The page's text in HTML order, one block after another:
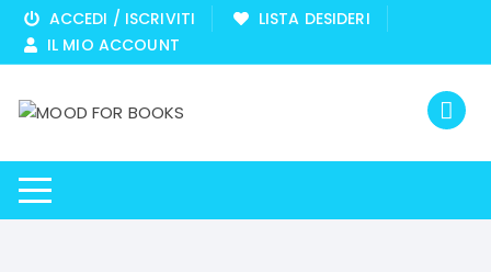
Vai
contenuto
ACCEDI / ISCRIVITI
LISTA DESIDERI
IL MIO ACCOUNT